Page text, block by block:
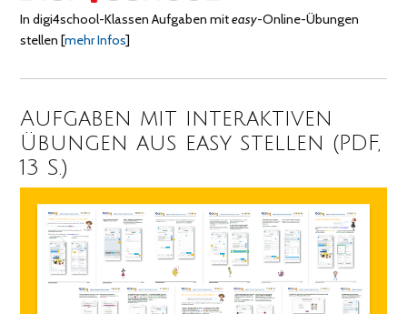
In digi4school-Klassen Aufgaben miteasy-Online-Übungen
stellen[mehr Infos]
Aufgaben mit interaktiven
Übungen aus easy stellen (PDF,
13 S.)